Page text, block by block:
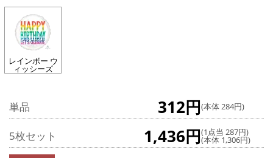
レインボー ウ
ィッシーズ
単品 312円(本体 284円)
5枚セット 1,436円(1点当 287円)
(本体 1,306円)